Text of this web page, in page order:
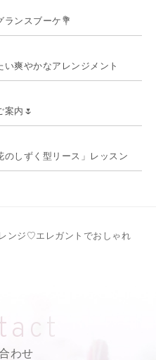
ランスブーケ💐
爽やかなアレンジメント
案内🌷
しずく型リース」レッスン
ンジ♡エレガントでおしゃれ
わせ